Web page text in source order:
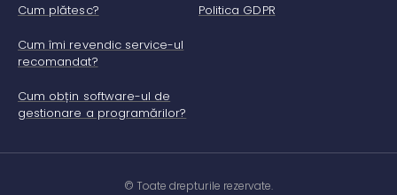
Cum plătesc?
Cum îmi revendic service-ul
recomandat?
Cum obțin software-ul de
gestionare a programărilor?
Politica GDPR
© Toate drepturile rezervate.